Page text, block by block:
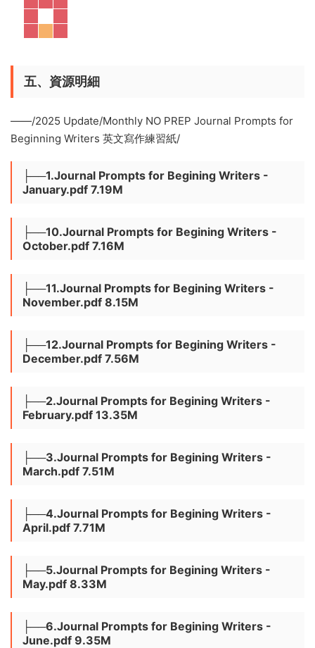
五、資源明細
——/2025 Update/Monthly NO PREP Journal Prompts for
Beginning Writers 英文寫作練習紙/
├──1.Journal Prompts for Begining Writers -
January.pdf 7.19M
├──10.Journal Prompts for Begining Writers -
October.pdf 7.16M
├──11.Journal Prompts for Begining Writers -
November.pdf 8.15M
├──12.Journal Prompts for Begining Writers -
December.pdf 7.56M
├──2.Journal Prompts for Begining Writers -
February.pdf 13.35M
├──3.Journal Prompts for Begining Writers -
March.pdf 7.51M
├──4.Journal Prompts for Begining Writers -
April.pdf 7.71M
├──5.Journal Prompts for Begining Writers -
May.pdf 8.33M
├──6.Journal Prompts for Begining Writers -
June.pdf 9.35M